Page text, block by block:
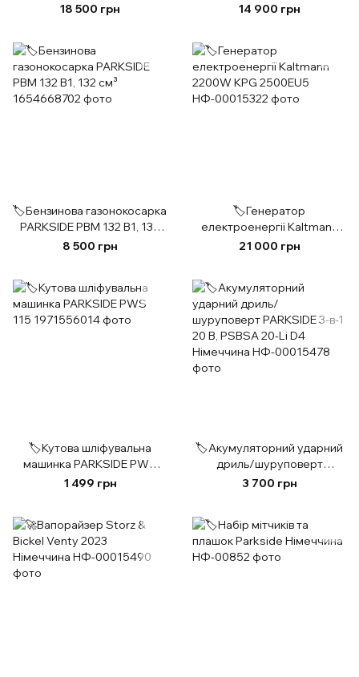
18 500 грн
14 900 грн
🏷️Бензинова газонокосарка
PARKSIDE PBM 132 B1, 132
см³
8 500 грн
🏷️Генератор
електроенергії Kaltmann
2200W KPG 2500EU5
21 000 грн
🏷️Кутова шліфувальна
машинка PARKSIDE PWS
115
1 499 грн
🏷️Акумуляторний ударний
дриль/шуруповерт
PARKSIDE 3-в-1 20 В, PSBSA
3 700 грн